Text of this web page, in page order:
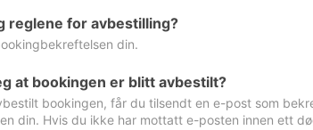
reglene for avbestilling?
din.
at bookingen er blitt avbestilt?
bookingen, får du tilsendt en e-post som
din. Hvis du ikke har mottatt e-posten innen ett